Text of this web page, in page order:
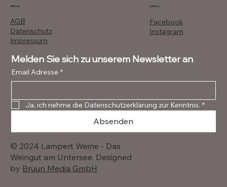
Infos
AGB
Datenschutz
Impressum
Links
Facebook
Instagram
Melden Sie sich zu unserem Newsletter an
Email Adresse *
Ja, ich nehme die Datenschutzerklärung zur Kenntnis. *
Absenden
© 2024 Lampert Weine - Das
Weingut am Untersee. Designed
by Bruun Media GmbH